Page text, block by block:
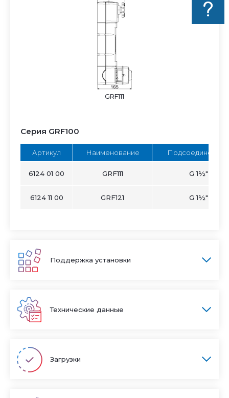
GRF111
Серия GRF100
Артикул Наименование Подсоединение J
6124 01 00 GRF111 G 1½"
6124 11 00 GRF121 G 1½"
Поддержка установки
Технические данные
Загрузки